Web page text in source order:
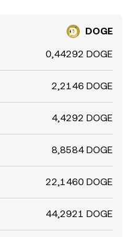
DOGE
0,44292 DOGE
2,2146 DOGE
4,4292 DOGE
8,8584 DOGE
22,1460 DOGE
44,2921 DOGE